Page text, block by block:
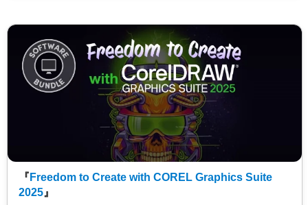
『 Freedom to Create with COREL Graphics Suite
2025 』